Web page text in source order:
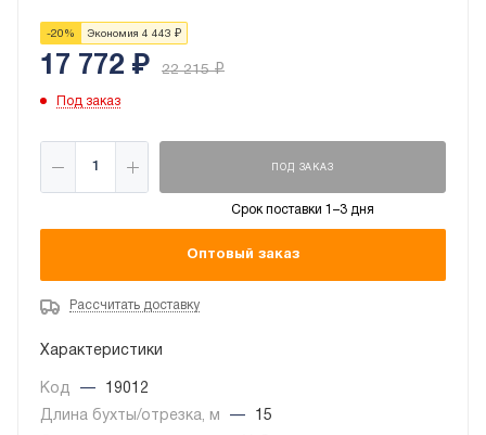
-20 % Экономия 4 443 ₽
17 772 ₽ 22 215₽
Под заказ
ПОД ЗАКАЗ
Срок поставки 1–3 дня
Оптовый заказ
Рассчитать доставку
Характеристики
Код —
19012
Длина бухты/отрезка, м
—
15